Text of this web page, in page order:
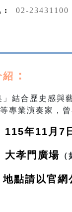
: 02-23431100
紹 ：
」結合 歷史感與
專業演奏家，曾
115年11月7
大孝門廣場
點請以官網